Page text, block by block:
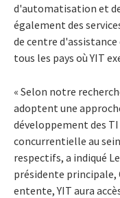
d'automatisation et
également des
de centre
tous les pays où YIT
« Selon notre
adoptent une
développement des
concurrentielle au
respectifs, a indiqué
présidente principale,
entente, YIT aura